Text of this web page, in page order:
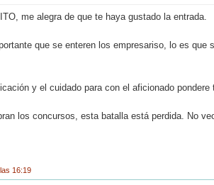
me alegra de que te haya gustado la entrada.
que se enteren los empresariso, lo es
y el cuidado para con el aficionado
los concursos, esta batalla está perdida. No
16:19